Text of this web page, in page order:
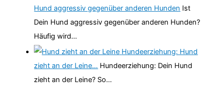
Hund aggressiv gegenüber anderen Hunden Ist
Dein Hund aggressiv gegenüber anderen Hunden?
Häufig wird…
Hundeerziehung: Hund
zieht an der Leine… Hundeerziehung: Dein Hund
zieht an der Leine? So…